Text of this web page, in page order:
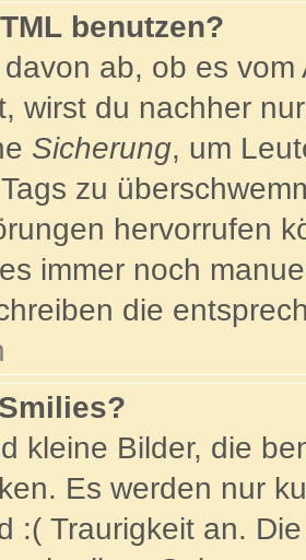
benutzen?
ab, ob es
wirst du nachher
Sicherung, um
zu
hervorrufen
immer noch
die
kleine Bilder, die
Es werden nur
:( Traurigkeit an.